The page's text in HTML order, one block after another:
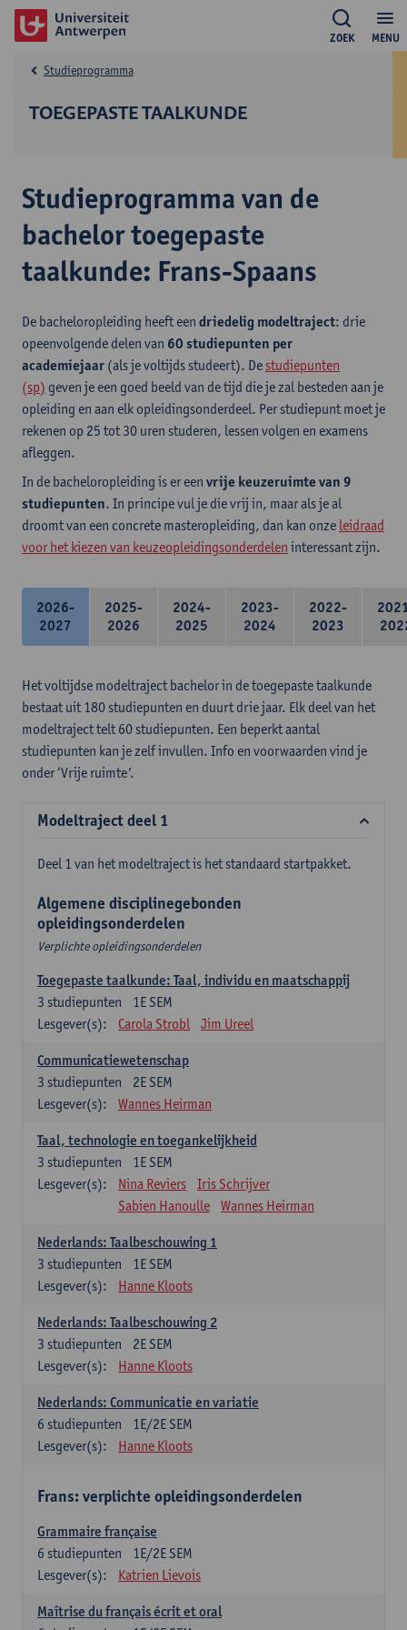
MENU
ZOEK
TOEGEPASTE TAALKUNDE
Studieprogramma
Studieprogramma van de
bachelor toegepaste
taalkunde: Frans-Spaans
De bacheloropleiding heeft een driedelig modeltraject: drie
opeenvolgende delen van 60 studiepunten per
academiejaar (als je voltijds studeert). De studiepunten
(sp) geven je een goed beeld van de tijd die je zal besteden aan je
opleiding en aan elk opleidingsonderdeel. Per studiepunt moet je
rekenen op 25 tot 30 uren studeren, lessen volgen en examens
afleggen.
In de bacheloropleiding is er een vrije keuzeruimte van 9
studiepunten. In principe vul je die vrij in, maar als je al
droomt van een concrete masteropleiding, dan kan onze leidraad
voor het kiezen van keuzeopleidingsonderdelen interessant zijn.
2026-
2027
2025-
2026
2024-
2025
2023-
2024
2022-
2023
Het voltijdse modeltraject bachelor in de toegepaste taalkunde
bestaat uit 180 studiepunten en duurt drie jaar. Elk deel van het
modeltraject telt 60 studiepunten. Een beperkt aantal
studiepunten kan je zelf invullen. Info en voorwaarden vind je
onder ‘Vrije ruimte’.
Modeltraject deel 1
Deel 1 van het modeltraject is het standaard startpakket.
Algemene disciplinegebonden
opleidingsonderdelen
Verplichte opleidingsonderdelen
Toegepaste taalkunde: Taal, individu en maatschappij
1E SEM
3 studiepunten
Lesgever(s):
Carola Strobl Jim Ureel
Communicatiewetenschap
2E SEM
3 studiepunten
Lesgever(s):
Wannes Heirman
Taal, technologie en toegankelijkheid
1E SEM
3 studiepunten
Lesgever(s):
Nina Reviers
Iris Schrijver
Sabien Hanoulle
Wannes Heirman
Nederlands: Taalbeschouwing 1
1E SEM
3 studiepunten
Lesgever(s):
Hanne Kloots
Nederlands: Taalbeschouwing 2
2E SEM
3 studiepunten
Lesgever(s):
Hanne Kloots
Nederlands: Communicatie en variatie
1E/2E SEM
6 studiepunten
Lesgever(s):
Hanne Kloots
Frans: verplichte opleidingsonderdelen
Grammaire française
1E/2E SEM
6 studiepunten
Lesgever(s):
Katrien Lievois
Maîtrise du français écrit et oral